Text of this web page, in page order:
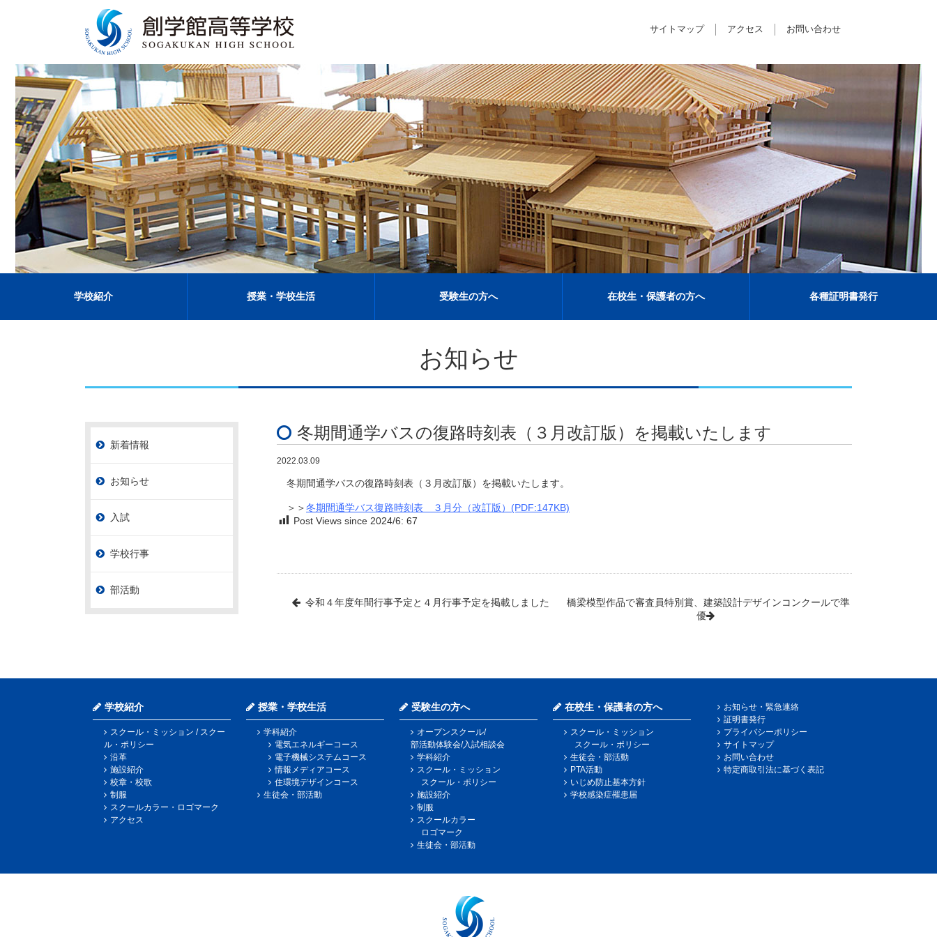
サイトマップ アクセス お問い合わせ
学校紹介 授業・学校生活 受験生の方へ 在校生・保護者の方へ 各種証明書発行
お知らせ
新着情報
お知らせ
入試
学校行事
部活動
冬期間通学バスの復路時刻表（３月改訂版）を掲載いたします
2022.03.09
冬期間通学バスの復路時刻表（３月改訂版）を掲載いたします。
＞＞冬期間通学バス復路時刻表＿３月分（改訂版）(PDF:147KB)
Post Views since 2024/6: 67
令和４年度年間行事予定と４月行事予定を掲載しました
橋梁模型作品で審査員特別賞、建築設計デザインコンクールで準
優
学校紹介
スクール・ミッション / スクー
ル・ポリシー
沿革
施設紹介
校章・校歌
制服
スクールカラー・ロゴマーク
アクセス
授業・学校生活
学科紹介
電気エネルギーコース
電子機械システムコース
情報メディアコース
住環境デザインコース
生徒会・部活動
受験生の方へ
オープンスクール/
部活動体験会/入試相談会
学科紹介
スクール・ミッション
スクール・ポリシー
施設紹介
制服
スクールカラー
ロゴマーク
生徒会・部活動
在校生・保護者の方へ
スクール・ミッション
スクール・ポリシー
生徒会・部活動
PTA活動
いじめ防止基本方針
学校感染症罹患届
お知らせ・緊急連絡
証明書発行
プライバシーポリシー
サイトマップ
お問い合わせ
特定商取引法に基づく表記